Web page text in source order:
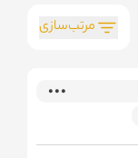
مرتب‌سازی